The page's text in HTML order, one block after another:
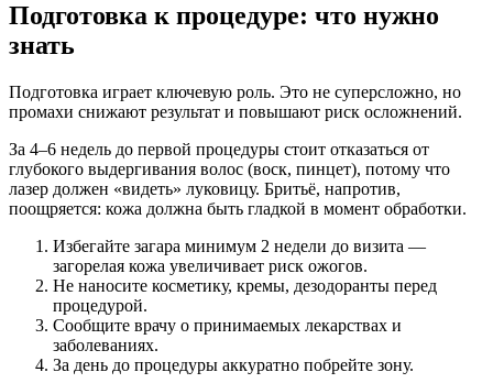
Подготовка к процедуре: что нужно
знать
Подготовка играет ключевую роль. Это не суперсложно, но
промахи снижают результат и повышают риск осложнений.
За 4–6 недель до первой процедуры стоит отказаться от
глубокого выдергивания волос (воск, пинцет), потому что
лазер должен «видеть» луковицу. Бритьё, напротив,
поощряется: кожа должна быть гладкой в момент обработки.
Избегайте загара минимум 2 недели до визита —
загорелая кожа увеличивает риск ожогов.
Не наносите косметику, кремы, дезодоранты перед
процедурой.
Сообщите врачу о принимаемых лекарствах и
заболеваниях.
За день до процедуры аккуратно побрейте зону.